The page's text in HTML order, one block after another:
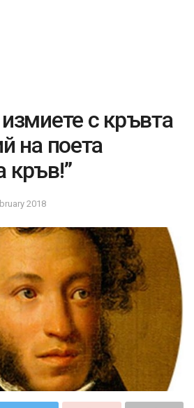
с кръвта
на поета
кръв!”
2018